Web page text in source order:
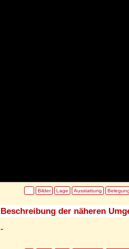
Bilder Lage Ausstattung
Beschreibung der näheren
-